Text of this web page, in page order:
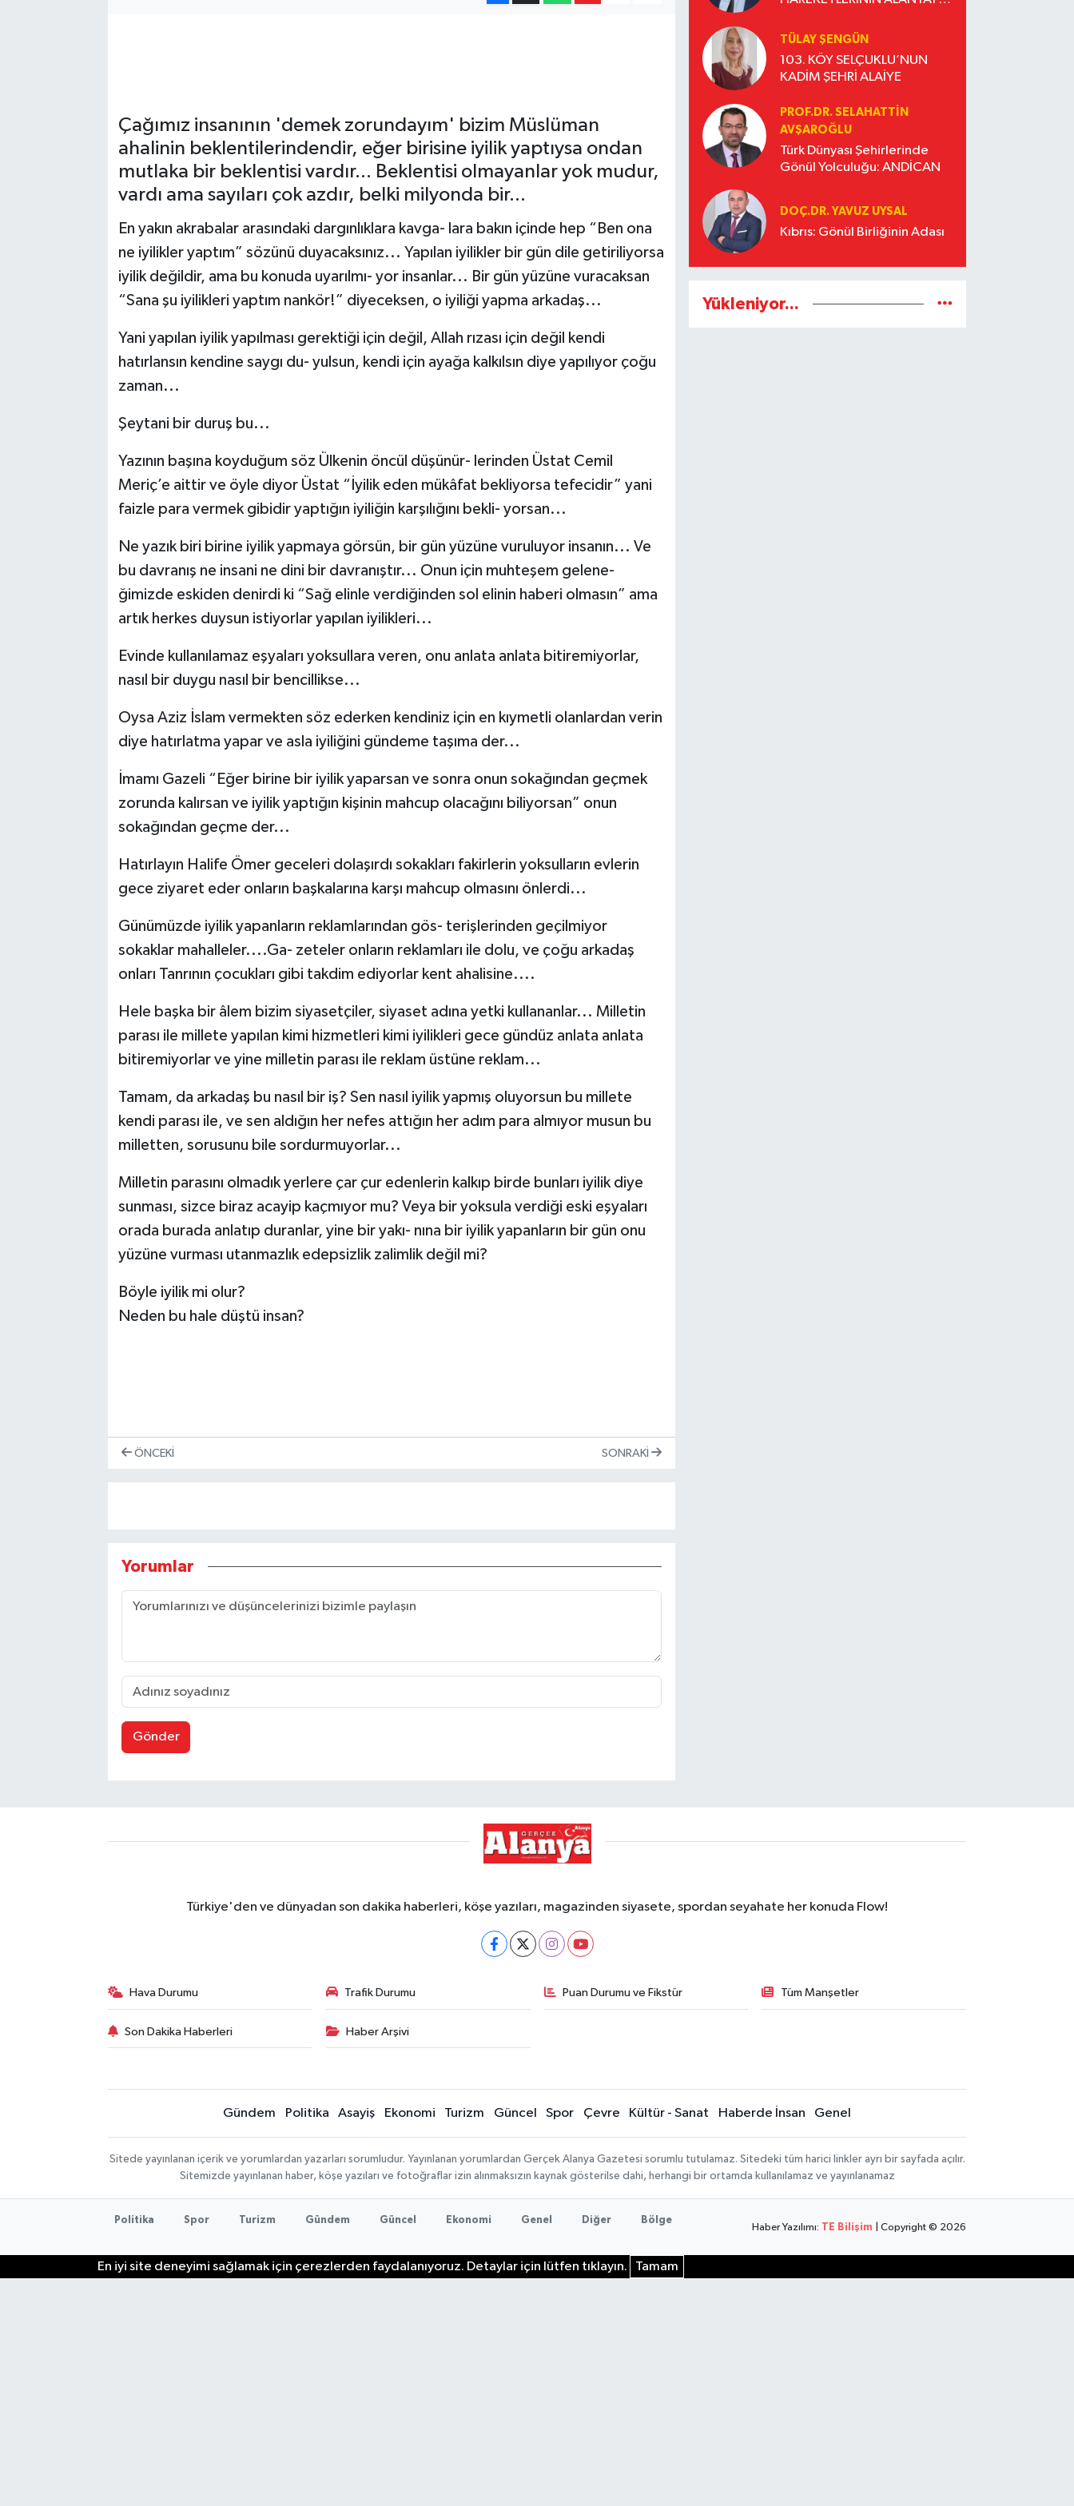
Çağımız insanının 'demek zorundayım' bizim Müslüman
ahalinin beklentilerindendir, eğer birisine iyilik yaptıysa ondan
mutlaka bir beklentisi vardır... Beklentisi olmayanlar yok mudur,
vardı ama sayıları çok azdır, belki milyonda bir...
En yakın akrabalar arasındaki dargınlıklara kavga- lara bakın içinde hep “Ben ona
ne iyilikler yaptım” sözünü duyacaksınız... Yapılan iyilikler bir gün dile getiriliyorsa
iyilik değildir, ama bu konuda uyarılmı- yor insanlar... Bir gün yüzüne vuracaksan
“Sana şu iyilikleri yaptım nankör!” diyeceksen, o iyiliği yapma arkadaş...
Yani yapılan iyilik yapılması gerektiği için değil, Allah rızası için değil kendi
hatırlansın kendine saygı du- yulsun, kendi için ayağa kalkılsın diye yapılıyor çoğu
zaman...
Şeytani bir duruş bu...
Yazının başına koyduğum söz Ülkenin öncül düşünür- lerinden Üstat Cemil
Meriç’e aittir ve öyle diyor Üstat “İyilik eden mükâfat bekliyorsa tefecidir” yani
faizle para vermek gibidir yaptığın iyiliğin karşılığını bekli- yorsan...
Ne yazık biri birine iyilik yapmaya görsün, bir gün yüzüne vuruluyor insanın... Ve
bu davranış ne insani ne dini bir davranıştır... Onun için muhteşem gelene-
ğimizde eskiden denirdi ki “Sağ elinle verdiğinden sol elinin haberi olmasın” ama
artık herkes duysun istiyorlar yapılan iyilikleri...
Evinde kullanılamaz eşyaları yoksullara veren, onu anlata anlata bitiremiyorlar,
nasıl bir duygu nasıl bir bencillikse...
Oysa Aziz İslam vermekten söz ederken kendiniz için en kıymetli olanlardan verin
diye hatırlatma yapar ve asla iyiliğini gündeme taşıma der...
İmamı Gazeli “Eğer birine bir iyilik yaparsan ve sonra onun sokağından geçmek
zorunda kalırsan ve iyilik yaptığın kişinin mahcup olacağını biliyorsan” onun
sokağından geçme der...
Hatırlayın Halife Ömer geceleri dolaşırdı sokakları fakirlerin yoksulların evlerin
gece ziyaret eder onların başkalarına karşı mahcup olmasını önlerdi...
Günümüzde iyilik yapanların reklamlarından gös- terişlerinden geçilmiyor
sokaklar mahalleler....Ga- zeteler onların reklamları ile dolu, ve çoğu arkadaş
onları Tanrının çocukları gibi takdim ediyorlar kent ahalisine....
Hele başka bir âlem bizim siyasetçiler, siyaset adına yetki kullananlar... Milletin
parası ile millete yapılan kimi hizmetleri kimi iyilikleri gece gündüz anlata anlata
bitiremiyorlar ve yine milletin parası ile reklam üstüne reklam...
Tamam, da arkadaş bu nasıl bir iş? Sen nasıl iyilik yapmış oluyorsun bu millete
kendi parası ile, ve sen aldığın her nefes attığın her adım para almıyor musun bu
milletten, sorusunu bile sordurmuyorlar...
Milletin parasını olmadık yerlere çar çur edenlerin kalkıp birde bunları iyilik diye
sunması, sizce biraz acayip kaçmıyor mu? Veya bir yoksula verdiği eski eşyaları
orada burada anlatıp duranlar, yine bir yakı- nına bir iyilik yapanların bir gün onu
yüzüne vurması utanmazlık edepsizlik zalimlik değil mi?
Böyle iyilik mi olur?
Neden bu hale düştü insan?
ÖNCEKI SONRAKI
Yorumlar
Gönder
TÜLAY ŞENGÜN
103. KÖY SELÇUKLU’NUN
KADİM ŞEHRİ ALAİYE
PROF.DR. SELAHATTIN
AVŞAROĞLU
Türk Dünyası Şehirlerinde
Gönül Yolculuğu: ANDİCAN
DOÇ.DR. YAVUZ UYSAL
Kıbrıs: Gönül Birliğinin Adası
Yükleniyor...
Türkiye'den ve dünyadan son dakika haberleri, köşe yazıları, magazinden siyasete, spordan seyahate her konuda Flow!
Hava Durumu Trafik Durumu Puan Durumu ve Fikstür Tüm Manşetler
Son Dakika Haberleri Haber Arşivi
Gündem Politika Asayiş Ekonomi Turizm Güncel Spor Çevre Kültür - Sanat Haberde İnsan Genel
Sitede yayınlanan içerik ve yorumlardan yazarları sorumludur. Yayınlanan yorumlardan Gerçek Alanya Gazetesi sorumlu tutulamaz. Sitedeki tüm harici linkler ayrı bir sayfada açılır.
Sitemizde yayınlanan haber, köşe yazıları ve fotoğraflar izin alınmaksızın kaynak gösterilse dahi, herhangi bir ortamda kullanılamaz ve yayınlanamaz
Politika Spor Turizm Gündem Güncel Ekonomi Genel Diğer Bölge
Haber Yazılımı: TE Bilişim | Copyright © 2026
En iyi site deneyimi sağlamak için çerezlerden faydalanıyoruz. Detaylar için lütfen tıklayın. Tamam